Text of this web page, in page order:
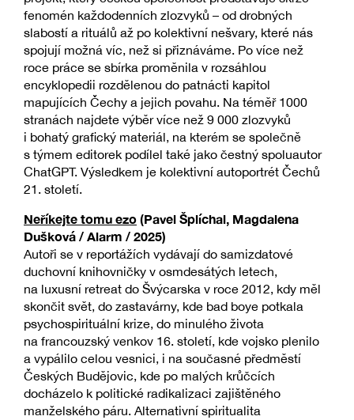
fenomén každodenních zlozvyků – od drobných
slabostí a rituálů až po kolektivní nešvary, které nás
spojují možná víc, než si přiznáváme. Po více než
roce práce se sbírka proměnila v rozsáhlou
encyklopedii rozdělenou do patnácti kapitol
mapujících Čechy a jejich povahu. Na téměř 1000
stranách najdete výběr více než 9 000 zlozvyků
i bohatý grafický materiál, na kterém se společně
s týmem editorek podílel také jako čestný spoluautor
ChatGPT. Výsledkem je kolektivní autoportrét Čechů
21. století.
Neříkejte tomu ezo (Pavel Šplíchal, Magdalena
Dušková / Alarm / 2025)
Autoři se v reportážích vydávají do samizdatové
duchovní knihovničky v osmdesátých letech,
na luxusní retreat do Švýcarska v roce 2012, kdy měl
skončit svět, do zastavárny, kde bad boye potkala
psychospirituální krize, do minulého života
na francouzský venkov 16. století, kde vojsko plenilo
a vypálilo celou vesnici, i na současné předměstí
Českých Budějovic, kde po malých krůčcích
docházelo k politické radikalizaci zajištěného
manželského páru. Alternativní spiritualita